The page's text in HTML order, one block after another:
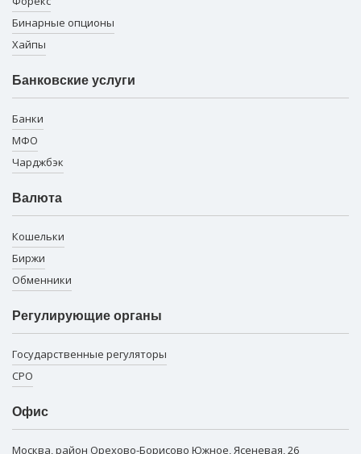
Бинарные опционы
Хайпы
Банковские услуги
Банки
МФО
Чарджбэк
Валюта
Кошельки
Биржи
Обменники
Регулирующие органы
Государственные регуляторы
СРО
Офис
Москва, район Орехово-Борисово Южное, Ясеневая, 26